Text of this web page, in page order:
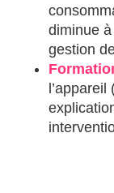
diminue
gestion